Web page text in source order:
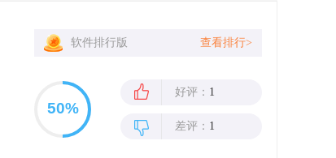
软件排行版 查看排行>
好评： 1
差评： 1